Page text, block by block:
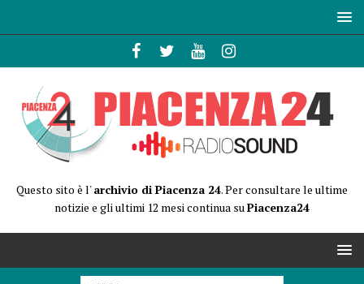
Questo sito è l'archivio di Piacenza 24. Per consultare le ultime
notizie e gli ultimi 12 mesi continua suPiacenza24